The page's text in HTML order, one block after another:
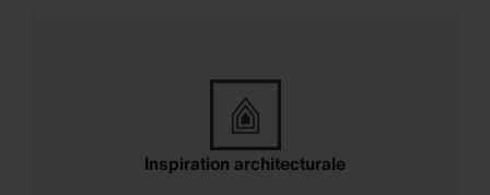
Inspiration architecturale